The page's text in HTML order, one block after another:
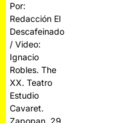
Por:
Redacción El
Descafeinado
/ Video:
Ignacio
Robles. The
XX. Teatro
Estudio
Cavaret.
Zapopan. 29